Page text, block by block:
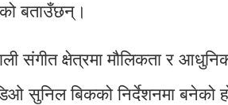
बताउँछन्।
संगीत क्षेत्रमा मौलिकता र
सुनिल बिकको निर्देशनमा बनेको